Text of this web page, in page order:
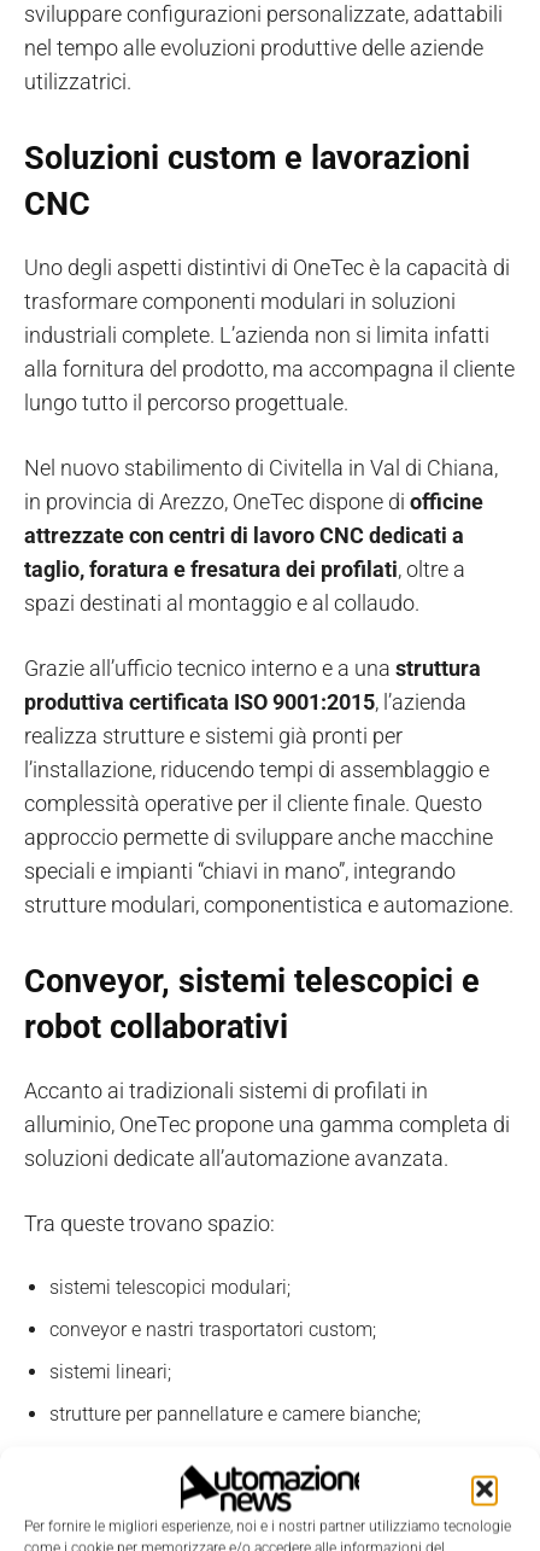
Per fornire le migliori esperienze, noi e i nostri partner utilizziamo tecnologie
sviluppare configurazioni personalizzate, adattabili
nel tempo alle evoluzioni produttive delle aziende
utilizzatrici.
Soluzioni custom e lavorazioni
CNC
Uno degli aspetti distintivi di OneTec è la capacità di
trasformare componenti modulari in soluzioni
industriali complete. L’azienda non si limita infatti
alla fornitura del prodotto, ma accompagna il cliente
lungo tutto il percorso progettuale.
Nel nuovo stabilimento di Civitella in Val di Chiana,
in provincia di Arezzo, OneTec dispone di officine
attrezzate con centri di lavoro CNC dedicati a
taglio, foratura e fresatura dei profilati, oltre a
spazi destinati al montaggio e al collaudo.
Grazie all’ufficio tecnico interno e a una struttura
produttiva certificata ISO 9001:2015, l’azienda
realizza strutture e sistemi già pronti per
l’installazione, riducendo tempi di assemblaggio e
complessità operative per il cliente finale. Questo
approccio permette di sviluppare anche macchine
speciali e impianti “chiavi in mano”, integrando
strutture modulari, componentistica e automazione.
Conveyor, sistemi telescopici e
robot collaborativi
Accanto ai tradizionali sistemi di profilati in
alluminio, OneTec propone una gamma completa di
soluzioni dedicate all’automazione avanzata.
Tra queste trovano spazio:
sistemi telescopici modulari;
conveyor e nastri trasportatori custom;
sistemi lineari;
strutture per pannellature e camere bianche;
sistemi di fissaggio e movimentazione;
robot collaborativi di nuova generazione.